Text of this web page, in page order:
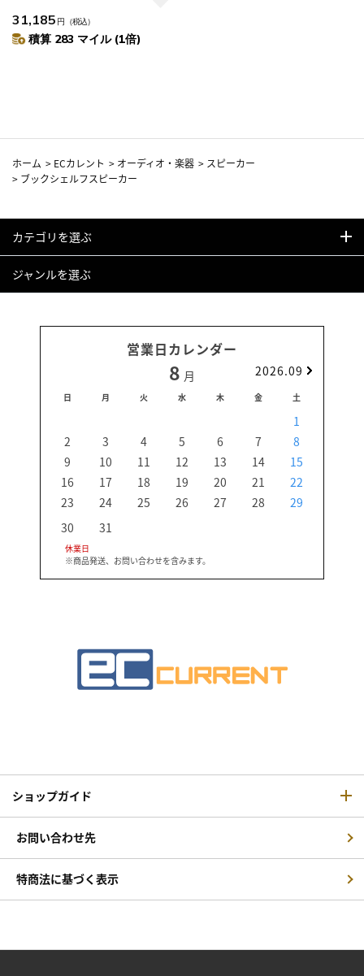
31,185 円 （税込）
積算 283 マイル (1倍)
ホーム > ECカレント > オーディオ・楽器 > スピーカー
> ブックシェルフスピーカー
カテゴリを選ぶ
ジャンルを選ぶ
営業日カレンダー
8 月 2026.09
日 月 火 水 木 金 土
1
2
3 4 5 6 7
8
9
10 11 12 13 14
15
16
17 18 19 20 21
22
23
24 25 26 27 28
29
30
31
休業日
※商品発送、お問い合わせを含みます。
ショップガイド
お問い合わせ先
特商法に基づく表示